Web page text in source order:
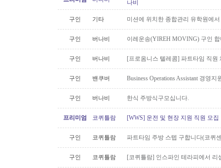
나비
구인 기타 미션에 위치한 종합관리 유학원에
구인 버나비 이레운송(YIREH MOVING) 구인
구인 버나비 [프로옴니스 텔레콤] 파트타임 직원
구인 밴쿠버 Business Operations Assistant 경영
구인 버나비 한식 주방식구모십니다.
프리미엄 코퀴틀람 [WWS] 운전 및 현장 지원 직원 모집
구인 코퀴틀람 파트타임 주방 스텝 구합니다(코퀴
구인 코퀴틀람 [코퀴틀람] 인스파인 테라피에서 리